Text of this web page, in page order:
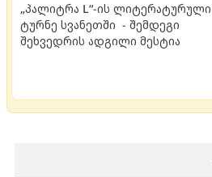
„პალიტრა L“-ის ლიტერატურული
ტურნე სვანეთში - შემდეგი
შეხვედრის ადგილი მესტია